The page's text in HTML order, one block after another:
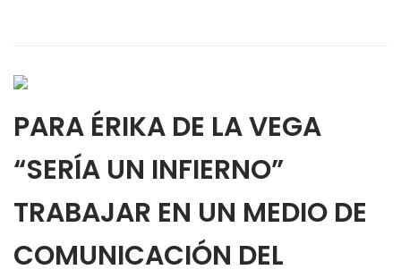
PARA ÉRIKA DE LA VEGA
“SERÍA UN INFIERNO”
TRABAJAR EN UN MEDIO DE
COMUNICACIÓN DEL